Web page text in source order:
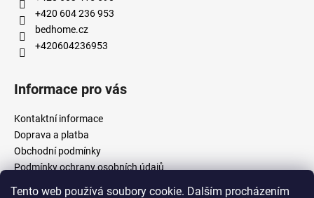
Tento web používá soubory cookie. Dalším procházením
+420 604 236 953
bedhome.cz
+420604236953
Informace pro vás
Kontaktní informace
Doprava a platba
Obchodní podmínky
Podmínky ochrany osobních údajů